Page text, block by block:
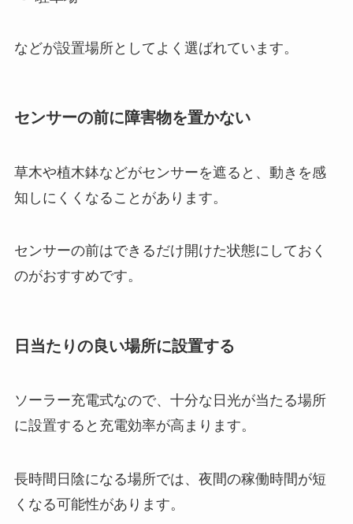
などが設置場所としてよく選ばれています。
センサーの前に障害物を置かない
草木や植木鉢などがセンサーを遮ると、動きを感
知しにくくなることがあります。
センサーの前はできるだけ開けた状態にしておく
のがおすすめです。
日当たりの良い場所に設置する
ソーラー充電式なので、十分な日光が当たる場所
に設置すると充電効率が高まります。
長時間日陰になる場所では、夜間の稼働時間が短
くなる可能性があります。